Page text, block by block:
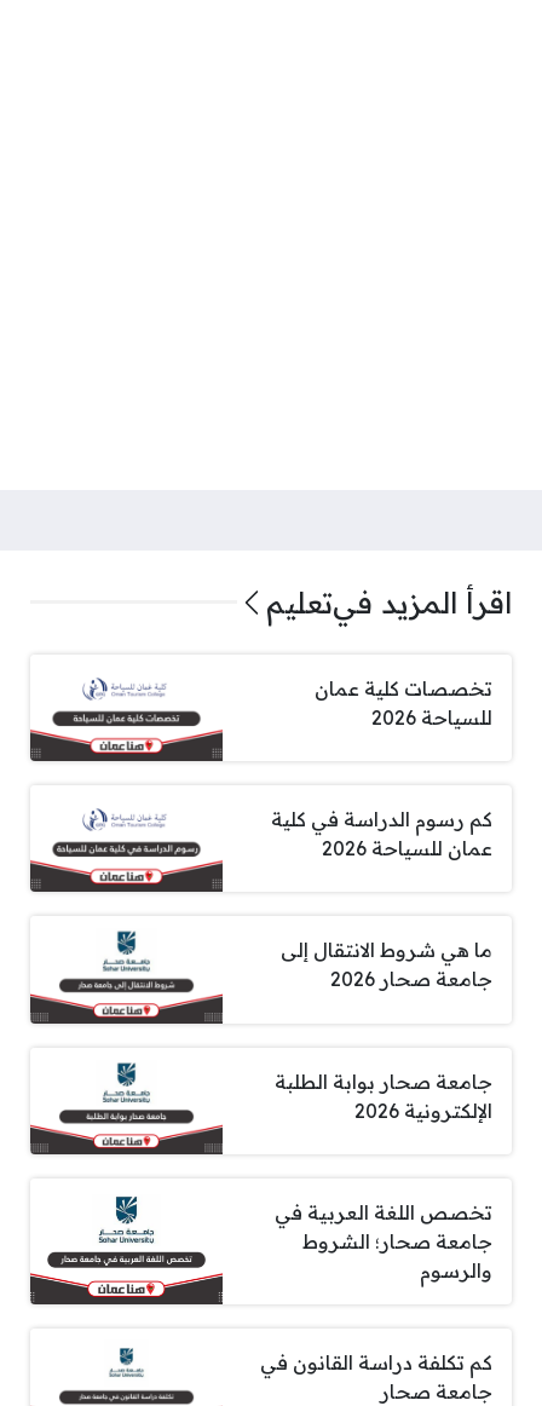
اقرأ المزيد فيتعليم
تخصصات كلية عمان
للسياحة 2026
كم رسوم الدراسة في كلية
عمان للسياحة 2026
ما هي شروط الانتقال إلى
جامعة صحار 2026
جامعة صحار بوابة الطلبة
الإلكترونية 2026
تخصص اللغة العربية في
جامعة صحار؛ الشروط
والرسوم
كم تكلفة دراسة القانون في
جامعة صحار